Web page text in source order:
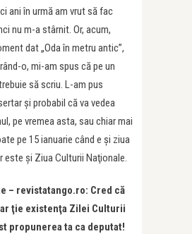
ani în urmă am vrut să fac
nu m-a stârnit. Or, acum,
dat „Oda în metru antic”,
o, mi-am spus că pe un
să scriu. L-am pus
şi probabil că va vedea
pe vremea asta, sau chiar mai
pe 15 ianuarie când e şi ziua
este şi Ziua Culturii Naţionale.
– revistatango.ro: Cred că
ţie existenţa Zilei Culturii
propunerea ta ca deputat!